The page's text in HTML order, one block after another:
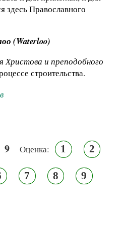
здесь Православного
(Waterloo)
Христова и преподобного
строительства.
9 Оценка: 1 2
7 8 9